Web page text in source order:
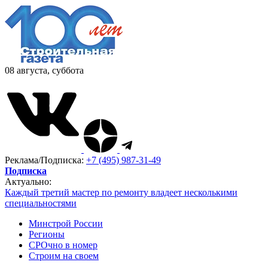
08 августа, суббота
Реклама/Подписка: +7 (495) 987-31-49
Подписка
Актуально:
Каждый третий мастер по ремонту владеет несколькими
специальностями
Минстрой России
Регионы
СРОчно в номер
Строим на своем